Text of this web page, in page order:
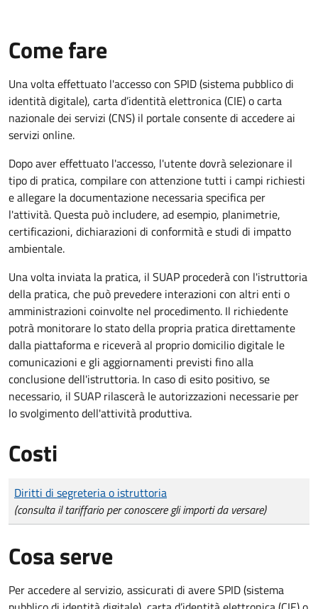
Come fare
Una volta effettuato l'accesso con SPID (sistema pubblico di
identità digitale), carta d’identità elettronica (CIE) o carta
nazionale dei servizi (CNS) il portale consente di accedere ai
servizi online.
Dopo aver effettuato l'accesso, l'utente dovrà selezionare il
tipo di pratica, compilare con attenzione tutti i campi richiesti
e allegare la documentazione necessaria specifica per
l'attività. Questa può includere, ad esempio, planimetrie,
certificazioni, dichiarazioni di conformità e studi di impatto
ambientale.
Una volta inviata la pratica, il SUAP procederà con l'istruttoria
della pratica, che può prevedere interazioni con altri enti o
amministrazioni coinvolte nel procedimento. Il richiedente
potrà monitorare lo stato della propria pratica direttamente
dalla piattaforma e riceverà al proprio domicilio digitale le
comunicazioni e gli aggiornamenti previsti fino alla
conclusione dell'istruttoria. In caso di esito positivo, se
necessario, il SUAP rilascerà le autorizzazioni necessarie per
lo svolgimento dell'attività produttiva.
Costi
Tipo di pagamento
Importo
Diritti di segreteria o istruttoria
(consulta il tariffario per conoscere gli importi da versare)
Cosa serve
Per accedere al servizio, assicurati di avere SPID (sistema